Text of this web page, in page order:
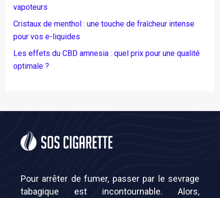
vapoteurs
Cristaux de menthol : une touche de fraîcheur intense
pour vos e-liquides
Les effets du CBD amnesia : quel prix pour une qualité
optimale ?
Pour arrêter de fumer, passer par le sevrage
tabagique est incontournable. Alors,